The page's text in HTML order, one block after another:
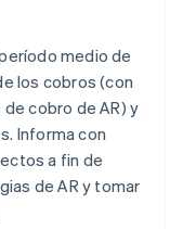
medio de
los cobros (con
cobro de AR) y
Informa con
a fin de
de AR y tomar